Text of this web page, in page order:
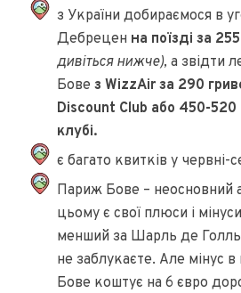
з України добираємося в
Дебрецен на поїзді за
дивіться нижче), а звідти
Бове з WizzAir за 290
Discount Club або 450-520
клубі.
є багато квитків у червні-
Париж Бове – неосновний
цьому є свої плюси і
менший за Шарль де
не заблукаєте. Але мінус в
Бове коштує на 6 євро